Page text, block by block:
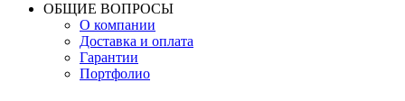
ОБЩИЕ ВОПРОСЫ
О компании
Доставка и оплата
Гарантии
Портфолио